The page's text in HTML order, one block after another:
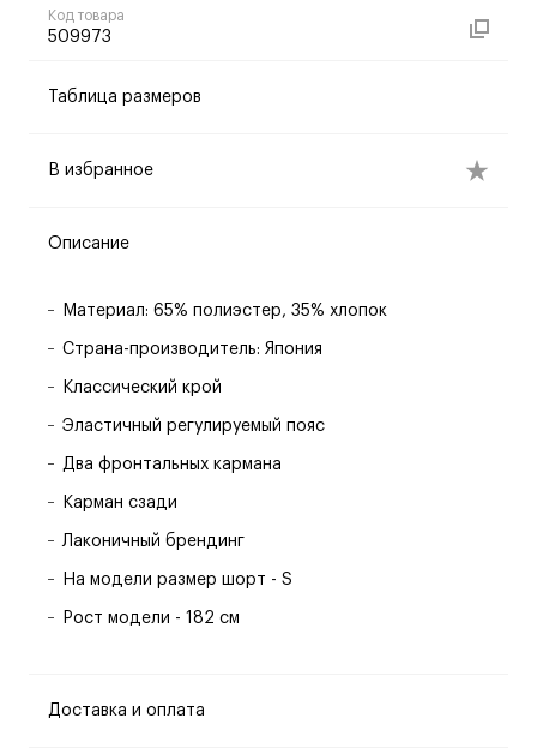
Код товара
509973
Таблица размеров
В избранное
Описание
Материал: 65% полиэстер, 35% хлопок
Страна-производитель: Япония
Классический крой
Эластичный регулируемый пояс
Два фронтальных кармана
Карман сзади
Лаконичный брендинг
На модели размер шорт - S
Рост модели - 182 см
Доставка и оплата